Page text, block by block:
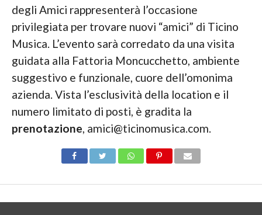
degli Amici rappresenterà l’occasione
privilegiata per trovare nuovi “amici” di Ticino
Musica. L’evento sarà corredato da una visita
guidata alla Fattoria Moncucchetto, ambiente
suggestivo e funzionale, cuore dell’omonima
azienda. Vista l’esclusività della location e il
numero limitato di posti, è gradita la
prenotazione, amici@ticinomusica.com.